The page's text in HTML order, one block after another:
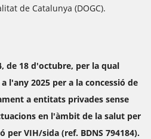
de Catalunya (DOGC).
de 18 d'octubre, per la qual
l'any 2025 per a la concessió de
a entitats privades sense
en l'àmbit de la salut per
per VIH/sida (ref. BDNS 794184).